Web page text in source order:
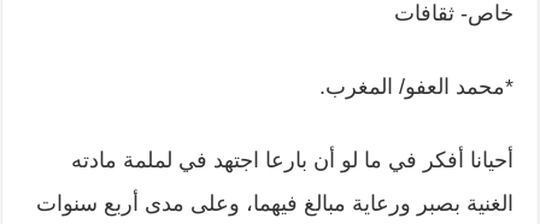
خاص- ثقافات
*محمد العفو/ المغرب.
أحيانا أفكر في ما لو أن بارعا اجتهد في لملمة مادته
الغنية بصبر ورعاية مبالغ فيهما، وعلى مدى أربع سنوات